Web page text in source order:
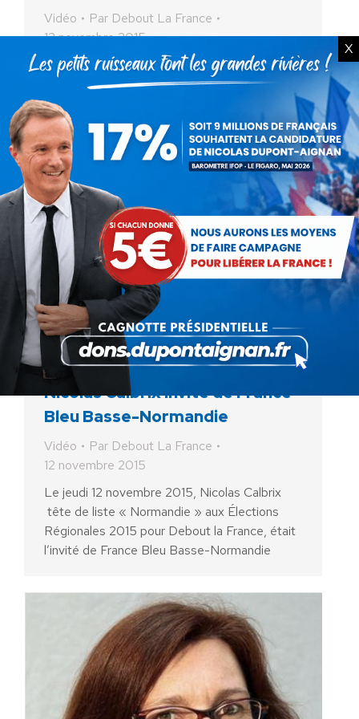
Vidéo Par Debout La France
12 novembre 2015
Le jeudi 12 novembre, Nicolas Dupont-Aignan
Président de Debout la France, député de
l’Essonne et tête de liste « Île-de-France »
aux Elections Régionales 2015 était l’invité de
Patrick Cohen dans le…
Nicolas Calbrix invité de France
Bleu Basse-Normandie
Vidéo Par Debout La France
12 novembre 2015
Le jeudi 12 novembre 2015, Nicolas Calbrix
tête de liste « Normandie » aux Élections
Régionales 2015 pour Debout la France, était
l’invité de France Bleu Basse-Normandie
X